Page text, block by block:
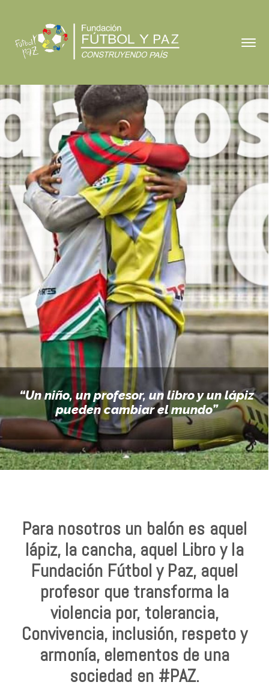
“Un niño, un profesor, un libro y un lápiz
pueden cambiar el mundo”
Para nosotros un balón es aquel
lápiz, la cancha, aquel Libro y la
Fundación Fútbol y Paz, aquel
profesor que transforma la
violencia por, tolerancia,
Convivencia, inclusión, respeto y
armonía, elementos de una
sociedad en #PAZ.